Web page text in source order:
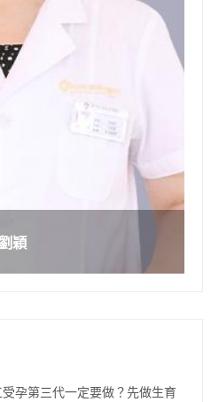
劉穎
受孕第三代一定要做？先做生育